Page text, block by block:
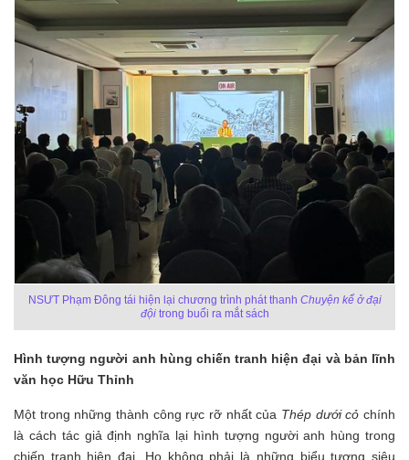
NSƯT Phạm Đông tái hiện lại chương trình phát thanh Chuyện kể ở đại
đội trong buổi ra mắt sách
Hình tượng người anh hùng chiến tranh hiện đại và bản lĩnh
văn học Hữu Thỉnh
Một trong những thành công rực rỡ nhất của Thép dưới cỏ chính
là cách tác giả định nghĩa lại hình tượng người anh hùng trong
chiến tranh hiện đại. Họ không phải là những biểu tượng siêu